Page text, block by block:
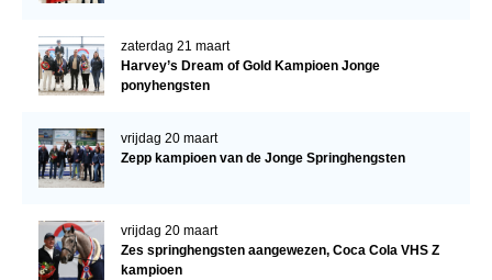
zaterdag 21 maart
Harvey’s Dream of Gold Kampioen Jonge
ponyhengsten
vrijdag 20 maart
Zepp kampioen van de Jonge Springhengsten
vrijdag 20 maart
Zes springhengsten aangewezen, Coca Cola VHS Z
kampioen